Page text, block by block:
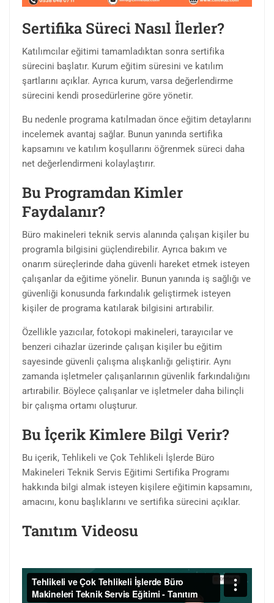
Sertifika Süreci Nasıl İlerler?
Katılımcılar eğitimi tamamladıktan sonra sertifika
sürecini başlatır. Kurum eğitim süresini ve katılım
şartlarını açıklar. Ayrıca kurum, varsa değerlendirme
sürecini kendi prosedürlerine göre yönetir.
Bu nedenle programa katılmadan önce eğitim detaylarını
incelemek avantaj sağlar. Bunun yanında sertifika
kapsamını ve katılım koşullarını öğrenmek süreci daha
net değerlendirmeni kolaylaştırır.
Bu Programdan Kimler
Faydalanır?
Büro makineleri teknik servis alanında çalışan kişiler bu
programla bilgisini güçlendirebilir. Ayrıca bakım ve
onarım süreçlerinde daha güvenli hareket etmek isteyen
çalışanlar da eğitime yönelir. Bunun yanında iş sağlığı ve
güvenliği konusunda farkındalık geliştirmek isteyen
kişiler de programa katılarak bilgisini artırabilir.
Özellikle yazıcılar, fotokopi makineleri, tarayıcılar ve
benzeri cihazlar üzerinde çalışan kişiler bu eğitim
sayesinde güvenli çalışma alışkanlığı geliştirir. Aynı
zamanda işletmeler çalışanlarının güvenlik farkındalığını
artırabilir. Böylece çalışanlar ve işletmeler daha bilinçli
bir çalışma ortamı oluşturur.
Bu İçerik Kimlere Bilgi Verir?
Bu içerik, Tehlikeli ve Çok Tehlikeli İşlerde Büro
Makineleri Teknik Servis Eğitimi Sertifika Programı
hakkında bilgi almak isteyen kişilere eğitimin kapsamını,
amacını, konu başlıklarını ve sertifika sürecini açıklar.
Tanıtım Videosu